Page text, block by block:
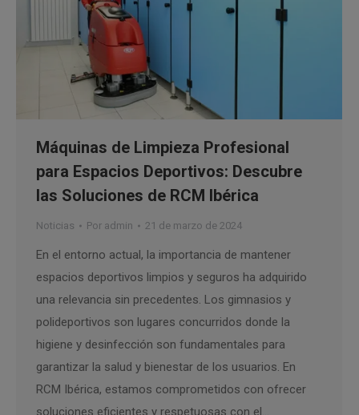
Máquinas de Limpieza Profesional
para Espacios Deportivos: Descubre
las Soluciones de RCM Ibérica
Noticias Por admin 21 de marzo de 2024
En el entorno actual, la importancia de mantener
espacios deportivos limpios y seguros ha adquirido
una relevancia sin precedentes. Los gimnasios y
polideportivos son lugares concurridos donde la
higiene y desinfección son fundamentales para
garantizar la salud y bienestar de los usuarios. En
RCM Ibérica, estamos comprometidos con ofrecer
soluciones eficientes y respetuosas con el…